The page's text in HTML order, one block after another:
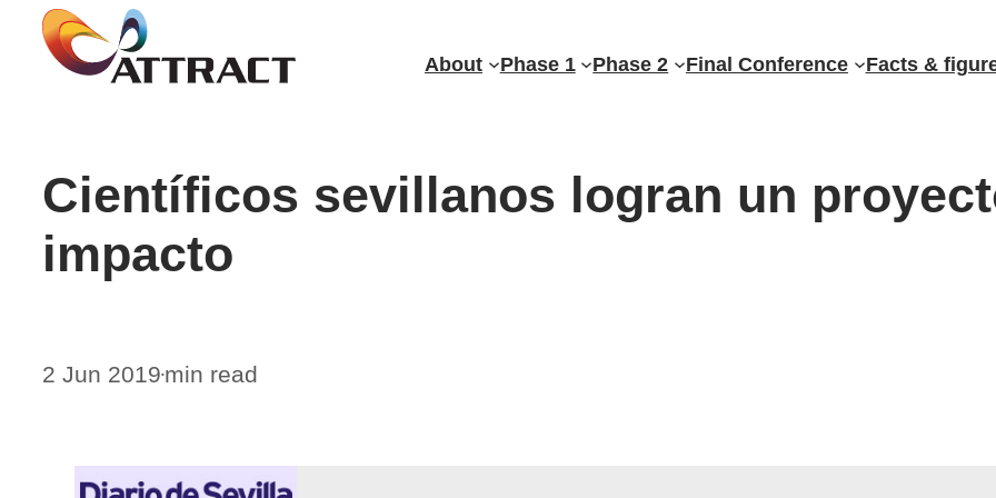
Skip
About Phase 1 Phase 2 Final Conference Facts &
Científicos sevillanos logran un
impacto
2 Jun 2019•min read